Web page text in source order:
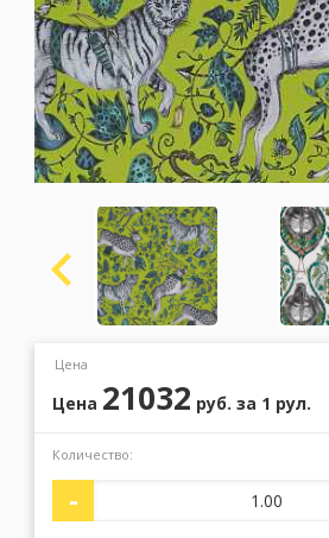
Москва (сменить город)
Заказать
Цена
Цена 21032 руб. за 1 рул.
Количество:
-